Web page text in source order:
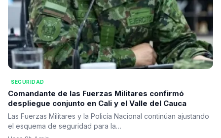
SEGURIDAD
Comandante de las Fuerzas Militares confirmó
despliegue conjunto en Cali y el Valle del Cauca
Las Fuerzas Militares y la Policía Nacional continúan ajustando
el esquema de seguridad para la…